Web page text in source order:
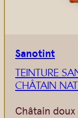
Sanotint
TEINTURE
CHÂTAIN
Châtain